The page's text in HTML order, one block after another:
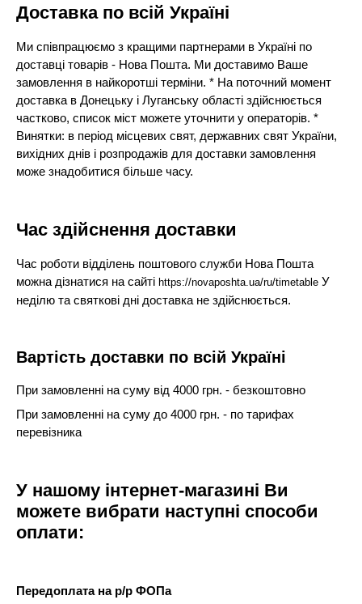
Доставка по всій Україні
Ми співпрацюємо з кращими партнерами в Україні по
доставці товарів - Нова Пошта. Ми доставимо Ваше
замовлення в найкоротші терміни. * На поточний момент
доставка в Донецьку і Луганську області здійснюється
частково, список міст можете уточнити у операторів. *
Винятки: в період місцевих свят, державних свят України,
вихідних днів і розпродажів для доставки замовлення
може знадобитися більше часу.
Час здійснення доставки
Час роботи відділень поштового служби Нова Пошта
можна дізнатися на сайтіhttps://novaposhta.ua/ru/timetable У
неділю та святкові дні доставка не здійснюється.
Вартість доставки по всій Україні
При замовленні на суму від 4000 грн. - безкоштовно
При замовленні на суму до 4000 грн. - по тарифах
перевізника
У нашому інтернет-магазині Ви
можете вибрати наступні способи
оплати:
Передоплата на р/р ФОПа